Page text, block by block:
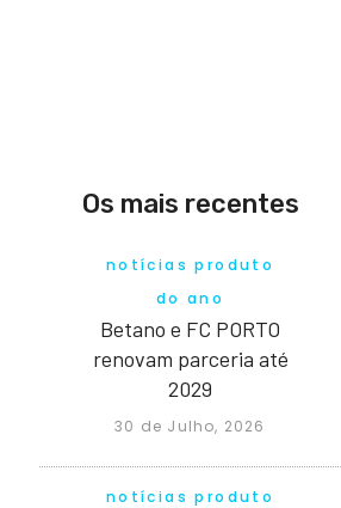
Os mais recentes
notícias produto
do ano
Betano e FC PORTO
renovam parceria até
2029
30 de Julho, 2026
notícias produto